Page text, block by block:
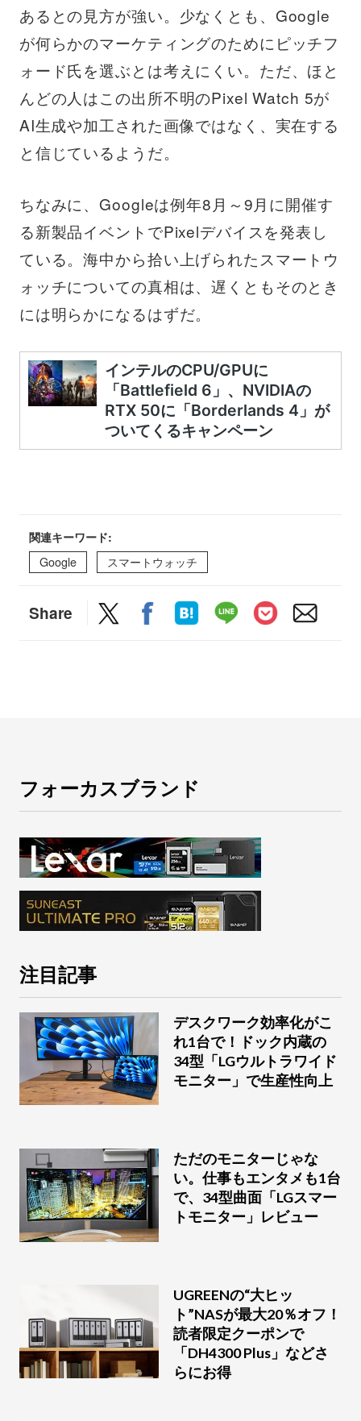
あるとの見方が強い。少なくとも、Google
が何らかのマーケティングのためにピッチフ
ォード氏を選ぶとは考えにくい。ただ、ほと
んどの人はこの出所不明のPixel Watch 5が
AI生成や加工された画像ではなく、実在する
と信じているようだ。
ちなみに、Googleは例年8月～9月に開催す
る新製品イベントでPixelデバイスを発表し
ている。海中から拾い上げられたスマートウ
ォッチについての真相は、遅くともそのとき
には明らかになるはずだ。
関連キーワード:
Google
スマートウォッチ
Share
フォーカスブランド
注目記事
デスクワーク効率化がこ
れ1台で！ドック内蔵の
34型「LGウルトラワイド
モニター」で生産性向上
ただのモニターじゃな
い。仕事もエンタメも1台
で、34型曲面「LGスマー
トモニター」レビュー
UGREENの“大ヒッ
ト”NASが最大20％オフ！
読者限定クーポンで
「DH4300 Plus」などさ
らにお得